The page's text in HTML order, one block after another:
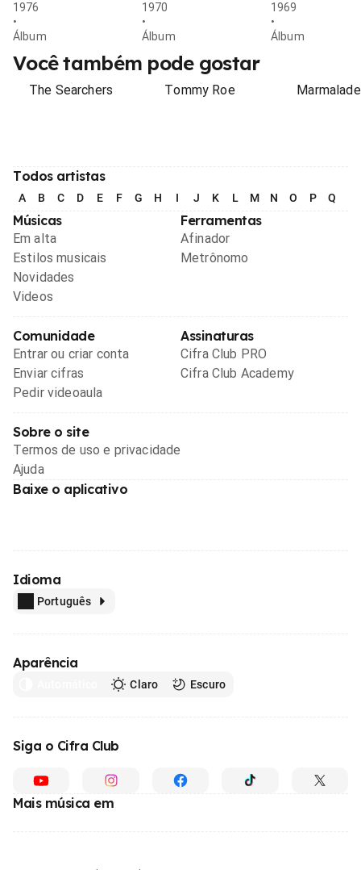
1976
•
Álbum
1970
•
Álbum
1969
•
Álbum
Você também pode gostar
The Searchers Tommy Roe Marmalade
Todos artistas
A B C D E F G H I J K L M N O P Q
Músicas
Em alta
Estilos musicais
Novidades
Videos
Ferramentas
Afinador
Metrônomo
Comunidade
Entrar ou criar conta
Enviar cifras
Pedir videoaula
Assinaturas
Cifra Club PRO
Cifra Club Academy
Sobre o site
Termos de uso e privacidade
Ajuda
Baixe o aplicativo
Idioma
Português
Aparência
Claro Escuro
Siga o Cifra Club
Mais música em